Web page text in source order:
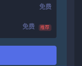
免费
免费 推荐